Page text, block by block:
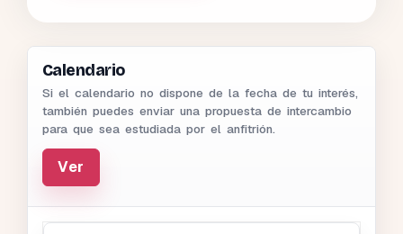
Calendario
Si el calendario no dispone de la fecha de tu interés,
también puedes enviar una propuesta de intercambio
para que sea estudiada por el anfitrión.
Ver